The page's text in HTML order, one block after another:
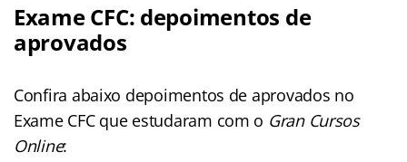
Exame CFC: depoimentos de
aprovados
Confira abaixo depoimentos de aprovados no
Exame CFC que estudaram com o Gran Cursos
Online: